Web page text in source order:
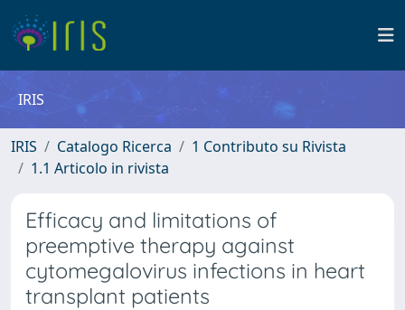
IRIS
IRIS Catalogo Ricerca
1 Contributo su Rivista
1.1 Articolo in rivista
Efficacy and limitations of
preemptive therapy against
cytomegalovirus infections in heart
transplant patients